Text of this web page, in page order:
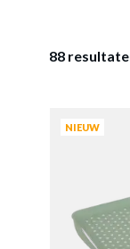
88
NIEUW